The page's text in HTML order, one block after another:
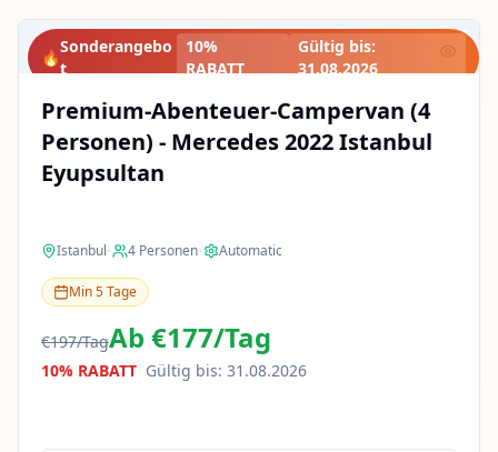
🔥
Sonderangebo
t
10%
RABATT
Gültig bis:
31.08.2026
Premium-Abenteuer-Campervan (4
Personen) - Mercedes 2022 Istanbul
Eyupsultan
Istanbul• 4 Personen• Automatic
Min5Tage
€197/TagAb €177/Tag
10% RABATT Gültig bis: 31.08.2026